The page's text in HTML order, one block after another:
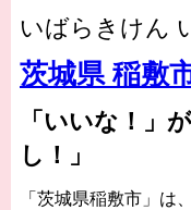
いばらきけん
茨城県 稲敷
「いいな！」
し！」
「茨城県稲敷市」は